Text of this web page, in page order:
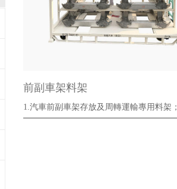
前副車架料架
1.汽車前副車架存放及周轉運輸專用料架；